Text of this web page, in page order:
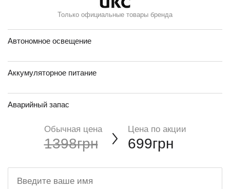
Только официальные товары бренда
Автономное освещение
Аккумуляторное питание
Аварийный запас
Обычная цена
1398грн
Цена по акции
699грн